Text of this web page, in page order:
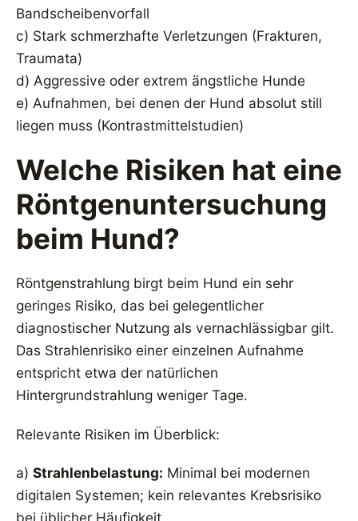
Bandscheibenvorfall
c) Stark schmerzhafte Verletzungen (Frakturen,
Traumata)
d) Aggressive oder extrem ängstliche Hunde
e) Aufnahmen, bei denen der Hund absolut still
liegen muss (Kontrastmittelstudien)
Welche Risiken hat eine
Röntgenuntersuchung
beim Hund?
Röntgenstrahlung birgt beim Hund ein sehr
geringes Risiko, das bei gelegentlicher
diagnostischer Nutzung als vernachlässigbar gilt.
Das Strahlenrisiko einer einzelnen Aufnahme
entspricht etwa der natürlichen
Hintergrundstrahlung weniger Tage.
Relevante Risiken im Überblick:
a) Strahlenbelastung: Minimal bei modernen
digitalen Systemen; kein relevantes Krebsrisiko